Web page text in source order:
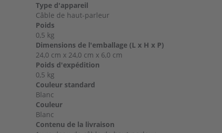
Type d'appareil
Câble de haut-parleur
Poids
0,5 kg
Dimensions de l'emballage (L x H x P)
24,0 cm x 24,0 cm x 6,0 cm
Poids d'expédition
0,5 kg
Couleur standard
Blanc
Couleur
Blanc
Contenu de la livraison